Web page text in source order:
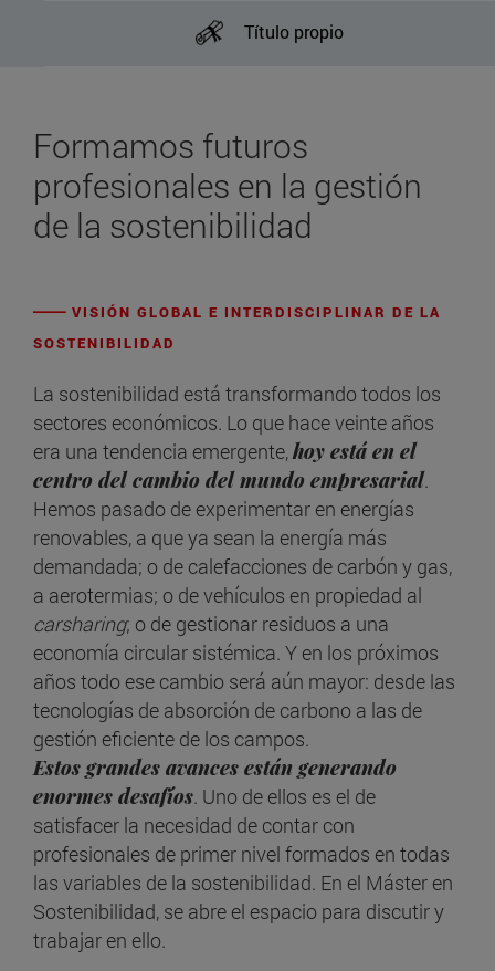
Título propio
Formamos futuros
profesionales en la gestión
de la sostenibilidad
VISIÓN GLOBAL E INTERDISCIPLINAR DE LA
SOSTENIBILIDAD
La sostenibilidad está transformando todos los
sectores económicos. Lo que hace veinte años
era una tendencia emergente,hoy está en el
centro del cambio del mundo empresarial.
Hemos pasado de experimentar en energías
renovables, a que ya sean la energía más
demandada; o de calefacciones de carbón y gas,
a aerotermias; o de vehículos en propiedad al
carsharing; o de gestionar residuos a una
economía circular sistémica. Y en los próximos
años todo ese cambio será aún mayor: desde las
tecnologías de absorción de carbono a las de
gestión eficiente de los campos.
Estos grandes avances están generando
enormes desafíos. Uno de ellos es el de
satisfacer la necesidad de contar con
profesionales de primer nivel formados en todas
las variables de la sostenibilidad. En el Máster en
Sostenibilidad, se abre el espacio para discutir y
trabajar en ello.